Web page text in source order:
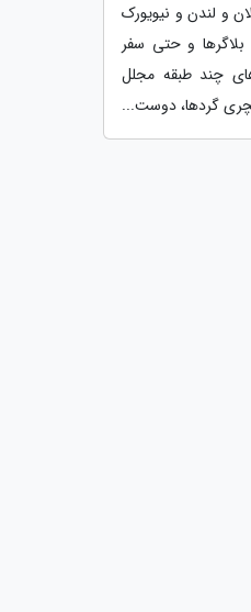
و لندن و نیویورک
و حتی سفر
چند طبقه مجلل
گردها، دوست...